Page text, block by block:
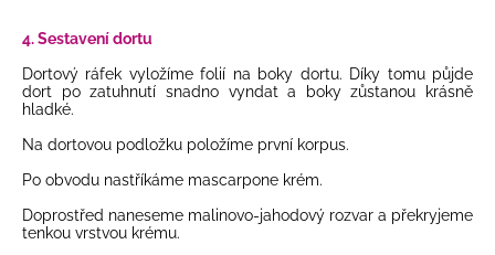
4. Sestavení dortu
Dortový ráfek vyložíme folií na boky dortu. Díky tomu půjde
dort po zatuhnutí snadno vyndat a boky zůstanou krásně
hladké.
Na dortovou podložku položíme první korpus.
Po obvodu nastříkáme mascarpone krém.
Doprostřed naneseme malinovo-jahodový rozvar a překryjeme
tenkou vrstvou krému.